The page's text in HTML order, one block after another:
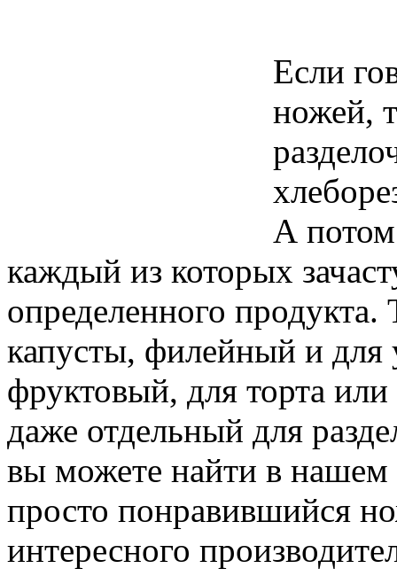
Если
ножей,
А потом
каждый из которых
определенного
капусты, филейный и для
фруктовый, для торта
даже отдельный для
вы можете найти в нашем
просто понравившийся
интересного